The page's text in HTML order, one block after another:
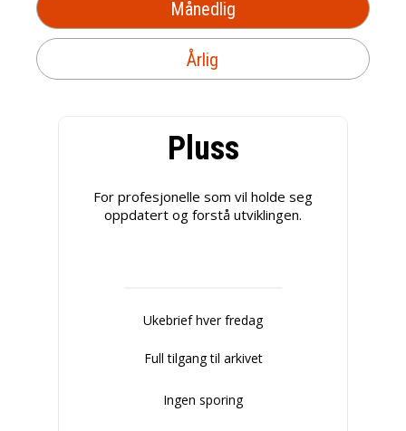
Månedlig
Årlig
Pluss
For profesjonelle som vil holde seg
oppdatert og forstå utviklingen.
Ukebrief hver fredag
Full tilgang til arkivet
Ingen sporing